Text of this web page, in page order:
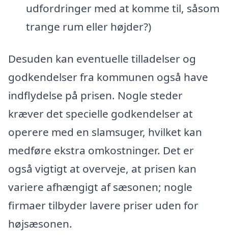
udfordringer med at komme til, såsom
trange rum eller højder?)
Desuden kan eventuelle tilladelser og
godkendelser fra kommunen også have
indflydelse på prisen. Nogle steder
kræver det specielle godkendelser at
operere med en slamsuger, hvilket kan
medføre ekstra omkostninger. Det er
også vigtigt at overveje, at prisen kan
variere afhængigt af sæsonen; nogle
firmaer tilbyder lavere priser uden for
højsæsonen.